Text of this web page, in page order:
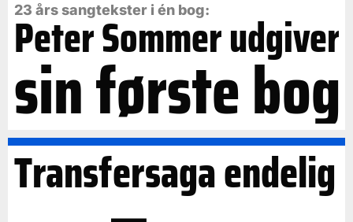
23 års sangtekster i én bog:
Peter Sommer udgiver
sin første bog
Transfersaga endelig